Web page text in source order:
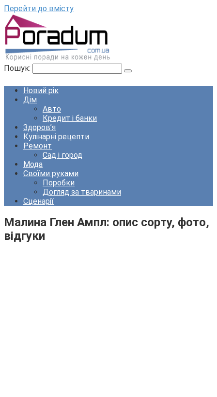
Перейти до вмісту
Пошук:
Новий рік
Дім
Авто
Кредит і банки
Здоров’я
Кулінарні рецепти
Ремонт
Сад і город
Мода
Своїми руками
Поробки
Догляд за тваринами
Сценарії
Малина Глен Ампл: опис сорту, фото,
відгуки